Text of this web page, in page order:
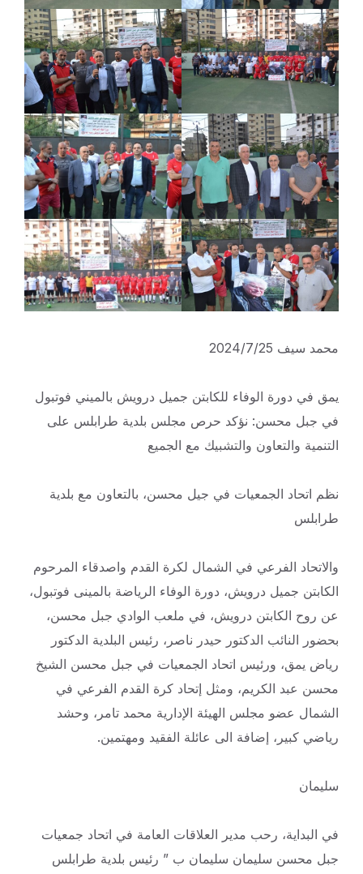
محمد سيف 2024/7/25
يمق في دورة الوفاء للكابتن جميل درويش بالميني فوتبول
في جبل محسن: نؤكد حرص مجلس بلدية طرابلس على
التنمية والتعاون والتشبيك مع الجميع
نظم اتحاد الجمعيات في جيل محسن، بالتعاون مع بلدية
طرابلس
والاتحاد الفرعي في الشمال لكرة القدم واصدقاء المرحوم
الكابتن جميل درويش، دورة الوفاء الرياضة بالمينى فوتبول،
عن روح الكابتن درويش، في ملعب الوادي جبل محسن،
بحضور النائب الدكتور حيدر ناصر، رئيس البلدية الدكتور
رياض يمق، ورئيس اتحاد الجمعيات في جبل محسن الشيخ
محسن عبد الكريم، ومثل إتحاد كرة القدم الفرعي في
الشمال عضو مجلس الهيئة الإدارية محمد تامر، وحشد
رياضي كبير، إضافة الى عائلة الفقيد ومهتمين.
سليمان
في البداية، رحب مدير العلاقات العامة في اتحاد جمعيات
جبل محسن سليمان سليمان ب ” رئيس بلدية طرابلس